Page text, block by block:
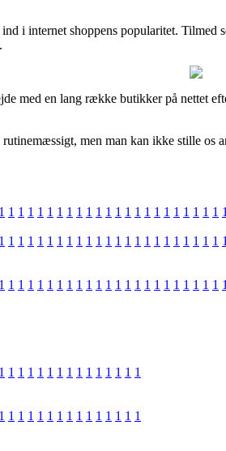
i internet shoppens popularitet.
med en lang række butikker på nettet
men man kan ikke stille os
1 1 1 1 1 1 1 1 1 1 1 1 1 1 1 1 1 1 1 1 1 1 1 1
1 1 1 1 1 1 1 1 1 1 1 1 1 1 1 1 1 1 1 1 1 1 1 1
1 1 1 1 1 1 1 1 1 1 1 1 1 1 1 1 1 1 1 1 1 1 1 1
1 1 1 1 1 1 1 1 1 1 1 1 1 1 1
1 1 1 1 1 1 1 1 1 1 1 1 1 1 1